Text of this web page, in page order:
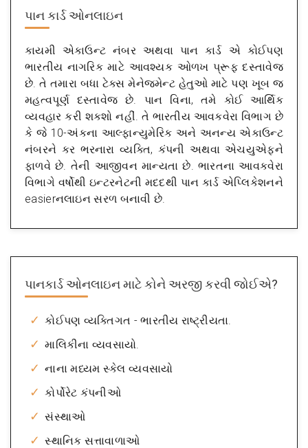
પાન કાર્ડ ઓનલાઇન
કાયમી એકાઉન્ટ નંબર અથવા પાન કાર્ડ એ કોઈપણ
ભારતીય નાગરિક માટે આવશ્યક ઓળખ પ્રૂફ દસ્તાવેજ
છે. તે તમારા બધા ટેક્સ મેનેજમેન્ટ હેતુઓ માટે પણ ખૂબ જ
મહત્વપૂર્ણ દસ્તાવેજ છે. પાન વિના, તમે કોઈ આર્થિક
વ્યવહાર કરી શકશો નહીં. તે ભારતીય આવકવેરા વિભાગ છે
કે જે 10-અંકના આલ્ફાન્યુમેરિક અને અનન્ય એકાઉન્ટ
નંબરને કર ભરનારા વ્યક્તિ, કંપની અથવા એચયુએફને
ફાળવે છે. તેની આજીવન માન્યતા છે. ભારતના આવકવેરા
વિભાગે વર્ષોથી ઇન્ટરનેટની મદદથી પાન કાર્ડ એપ્લિકેશનને
easierનલાઇન સરળ બનાવી છે.
પાનકાર્ડ ઓનલાઇન માટે કોને અરજી કરવી જોઈએ?
કોઈપણ વ્યક્તિગત - ભારતીય રાષ્ટ્રીયતા.
માલિકીના વ્યવસાયો.
નાના મધ્યમ સ્કેલ વ્યવસાયો
કોર્પોરેટ કંપનીઓ
સંસ્થાઓ
સ્થાનિક સત્તાવાળાઓ